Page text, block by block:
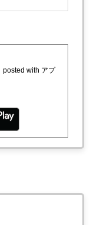
posted with アプ